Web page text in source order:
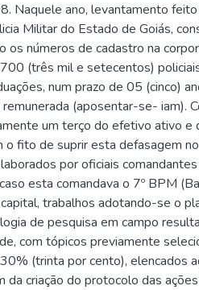
Naquele ano, levantamento
Militar do Estado de Goiás,
os números de cadastro na
(três mil e setecentos)
num prazo de 05 (cinco)
(aposentar-se- iam).
um terço do efetivo ativo e
o fito de suprir esta defasagem
por oficiais
esta comandava o 7º BPM
trabalhos adotando-se o
de pesquisa em campo
com tópicos previamente
(trinta por cento), elencados
da criação do protocolo das